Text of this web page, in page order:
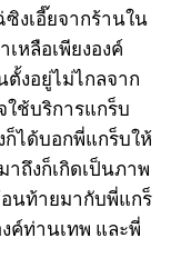
งเอี๊ยจากร้านใน
หลือเพียงองค์
ตั้งอยู่ไม่ไกลจาก
ใช้บริการแกร็บ
ก็ได้บอกพี่แกร็บให้
ถึงก็เกิดเป็นภาพ
อนท้ายมากับพี่แกร็
ค์ท่านเทพ และพี่